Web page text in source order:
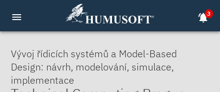
menu notifications_active3
Vývoj řídicích systémů a Model-Based
Design: návrh, modelování, simulace,
implementace